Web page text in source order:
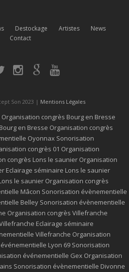
Destockage Artistes
News
Contact
Son 2023 | Mentions Légales
Organisation congrès Bourg en Bresse
en Bresse Organisation congrès
Oyonnax Sonorisation
congrès 01 Organisation
congrès Lons le saunier Organisation
Eclairage séminaire Lons le saunier
le saunier Organisation congrès
Mâcon Sonorisation évènementielle
Belley Sonorisation évènementielle
Organisation congrès Villefranche
Eclairage séminaire
Villefranche Organisation
Lyon 69 Sonorisation
événementielle Gex Organisation
Sonorisation évènementielle Divonne